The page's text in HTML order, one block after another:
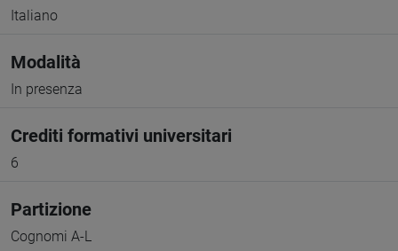
Italiano
Modalità
In presenza
Crediti formativi universitari
6
Partizione
Cognomi A-L